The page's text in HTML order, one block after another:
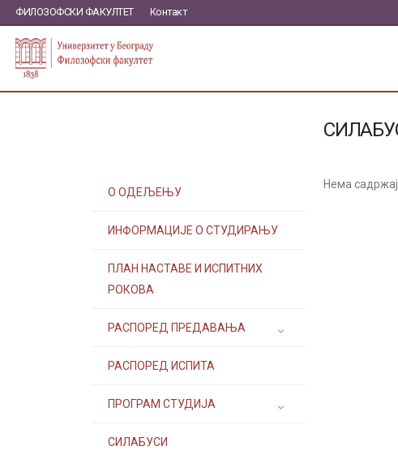
ФИЛОЗОФСКИ ФАКУЛТЕТ Контакт
О ОДЕЉЕЊУ
ИНФОРМАЦИЈЕ О СТУДИРАЊУ
ПЛАН НАСТАВЕ И ИСПИТНИХ
РОКОВА
РАСПОРЕД ПРЕДАВАЊА
РАСПОРЕД ИСПИТА
ПРОГРАМ СТУДИЈА
СИЛАБУСИ
Нема